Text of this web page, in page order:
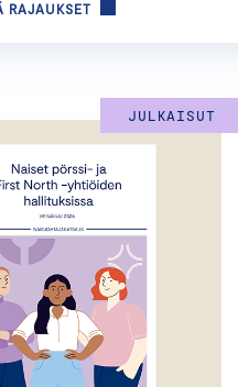
RAJAUKSET
JULKAISUT